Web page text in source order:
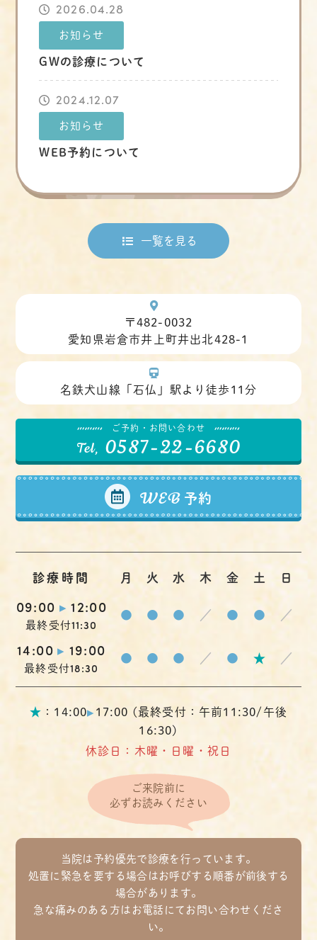
2026.04.28
お知らせ
GWの診療について
2024.12.07
お知らせ
WEB予約について
一覧を見る
〒482-0032
愛知県岩倉市井上町井出北428-1
名鉄犬山線「石仏」駅より徒歩11分
ご予約・お問い合わせ
Tel, 0587-22-6680
WEB 予約
診療時間 月 火 水 木 金 土 日
09:00 ▸ 12:00
最終受付11:30
● ● ● ／ ● ● ／
14:00 ▸ 19:00
最終受付18:30
● ● ● ／ ● ★ ／
★ ：14:00▸ 17:00 (最終受付：午前11:30/午後
16:30)
休診日：木曜・日曜・祝日
ご来院前に
必ずお読みください
当院は予約優先で診療を行っています。
処置に緊急を要する場合はお呼びする順番が前後する
場合があります。
急な痛みのある方はお電話にてお問い合わせくださ
い。